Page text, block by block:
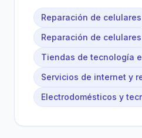
Reparación de celulares
Reparación de celulares
Tiendas de tecnología
Servicios de internet y
Electrodomésticos y